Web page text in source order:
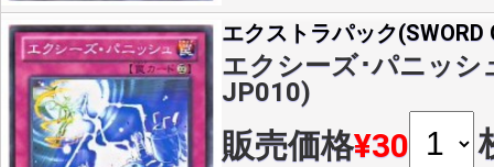
エクストラパック(SWORD
エクシーズ･パニッシ
JP010)
販売価格¥30